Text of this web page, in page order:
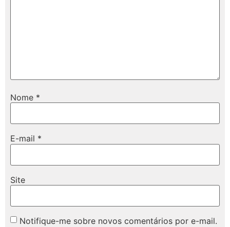
Nome *
E-mail *
Site
Notifique-me sobre novos comentários por e-mail.